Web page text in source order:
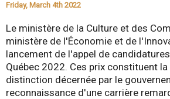
Friday, March 4th 2022
Le ministère de la Culture et des
ministère de l'Économie et de
lancement de l'appel de
Québec 2022. Ces prix constituent
distinction décernée par le
reconnaissance d'une carrière